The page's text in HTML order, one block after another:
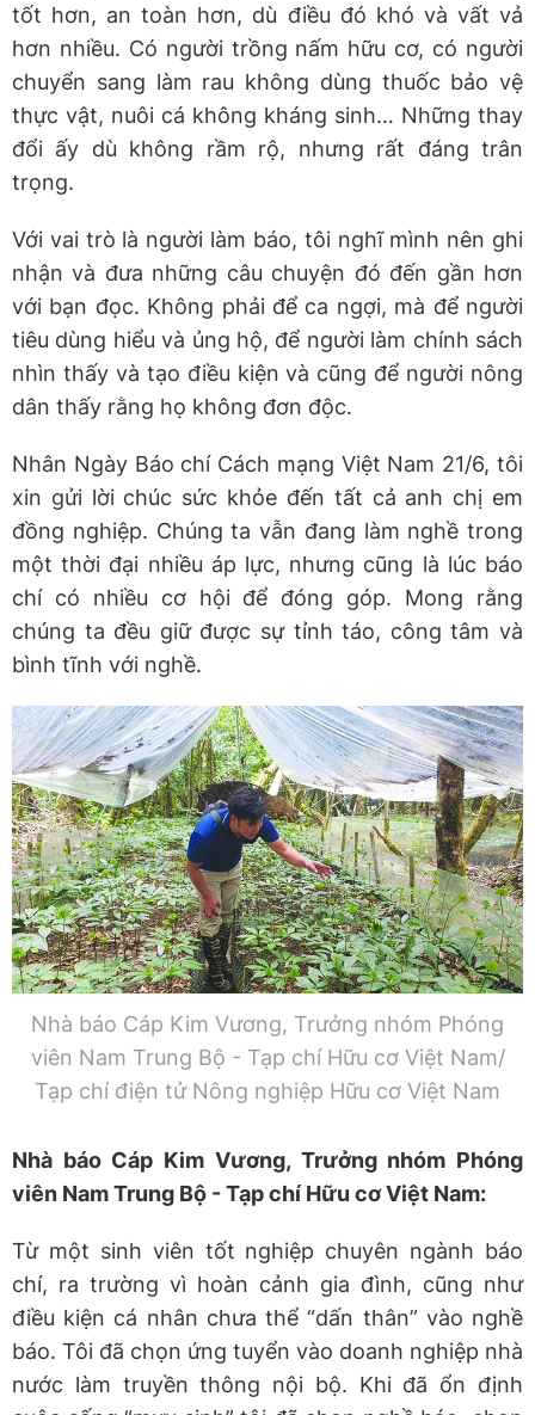
tốt hơn, an toàn hơn, dù điều đó khó và vất vả
hơn nhiều. Có người trồng nấm hữu cơ, có người
chuyển sang làm rau không dùng thuốc bảo vệ
thực vật, nuôi cá không kháng sinh… Những thay
đổi ấy dù không rầm rộ, nhưng rất đáng trân
trọng.
Với vai trò là người làm báo, tôi nghĩ mình nên ghi
nhận và đưa những câu chuyện đó đến gần hơn
với bạn đọc. Không phải để ca ngợi, mà để người
tiêu dùng hiểu và ủng hộ, để người làm chính sách
nhìn thấy và tạo điều kiện và cũng để người nông
dân thấy rằng họ không đơn độc.
Nhân Ngày Báo chí Cách mạng Việt Nam 21/6, tôi
xin gửi lời chúc sức khỏe đến tất cả anh chị em
đồng nghiệp. Chúng ta vẫn đang làm nghề trong
một thời đại nhiều áp lực, nhưng cũng là lúc báo
chí có nhiều cơ hội để đóng góp. Mong rằng
chúng ta đều giữ được sự tỉnh táo, công tâm và
bình tĩnh với nghề.
Nhà báo Cáp Kim Vương, Trưởng nhóm Phóng
viên Nam Trung Bộ - Tạp chí Hữu cơ Việt Nam/
Tạp chí điện tử Nông nghiệp Hữu cơ Việt Nam
Nhà báo Cáp Kim Vương, Trưởng nhóm Phóng
viên Nam Trung Bộ - Tạp chí Hữu cơ Việt Nam:
Từ một sinh viên tốt nghiệp chuyên ngành báo
chí, ra trường vì hoàn cảnh gia đình, cũng như
điều kiện cá nhân chưa thể “dấn thân” vào nghề
báo. Tôi đã chọn ứng tuyển vào doanh nghiệp nhà
nước làm truyền thông nội bộ. Khi đã ổn định